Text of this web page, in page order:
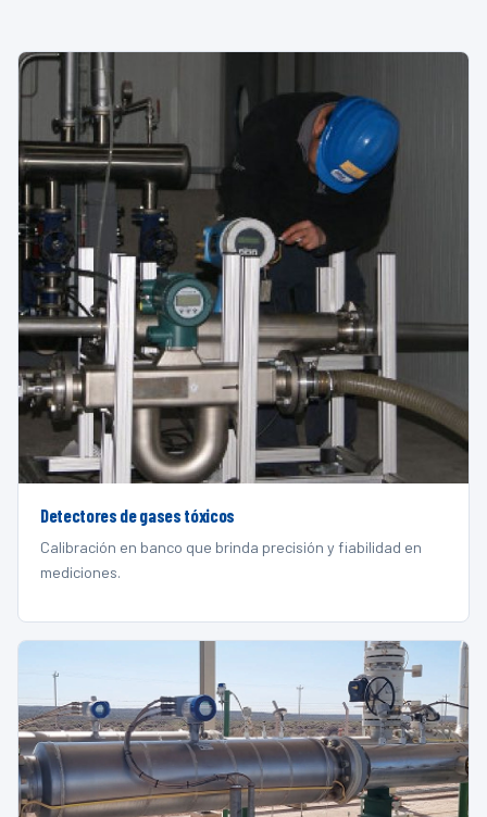
Detectores de gases tóxicos
Calibración en banco que brinda precisión y fiabilidad en
mediciones.